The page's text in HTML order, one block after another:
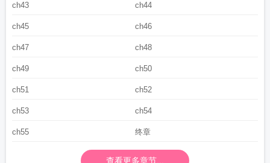
ch43 ch44
ch45 ch46
ch47 ch48
ch49 ch50
ch51 ch52
ch53 ch54
ch55 终章
查看更多章节...